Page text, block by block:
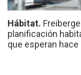
Hábitat.
planificación
que esperan